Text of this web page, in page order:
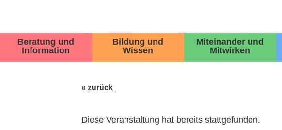
Beratung und
Information
Bildung und
Wissen
Miteinander und
Mitwirken
« zurück
Diese Veranstaltung hat bereits stattgefunden.